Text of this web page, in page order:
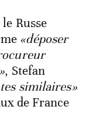
Russe
«déposer
, Stefan
similaires»
de France